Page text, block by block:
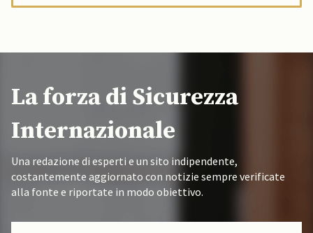
La forza di Sicurezza
Internazionale
Una redazione di esperti e un sito indipendente,
costantemente aggiornato con notizie sempre verificate
alla fonte e riportate in modo obiettivo.